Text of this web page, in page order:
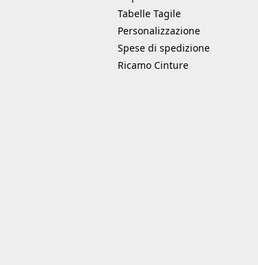
Tabelle Tagile
Personalizzazione
Spese di spedizione
Ricamo Cinture